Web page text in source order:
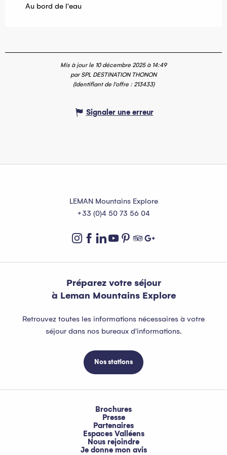
Au bord de l'eau
Mis à jour le 10 décembre 2025 à 14:49
par SPL DESTINATION THONON
(Identifiant de l'offre : 213433)
Signaler une erreur
LEMAN Mountains Explore
+33 (0)4 50 73 56 04
Préparez votre séjour
à Leman Mountains Explore
Retrouvez toutes les informations nécessaires à votre
séjour dans nos bureaux d'informations.
Nos stations
Brochures
Presse
Partenaires
Espaces Valléens
Nous rejoindre
Je donne mon avis